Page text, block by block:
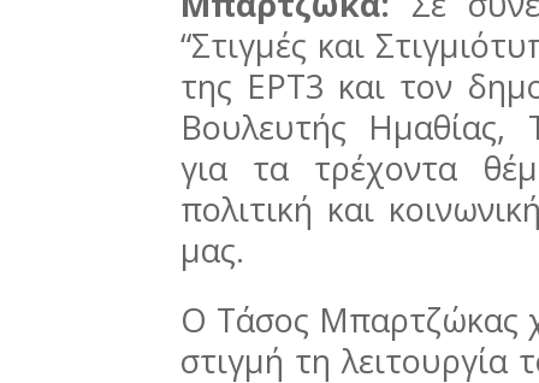
“Στιγμές και
της ΕΡΤ3 και τον
Βουλευτής Ημαθίας,
για τα τρέχοντα
πολιτική και
μας.
Ο Τάσος Μπαρτζώκας
στιγμή τη